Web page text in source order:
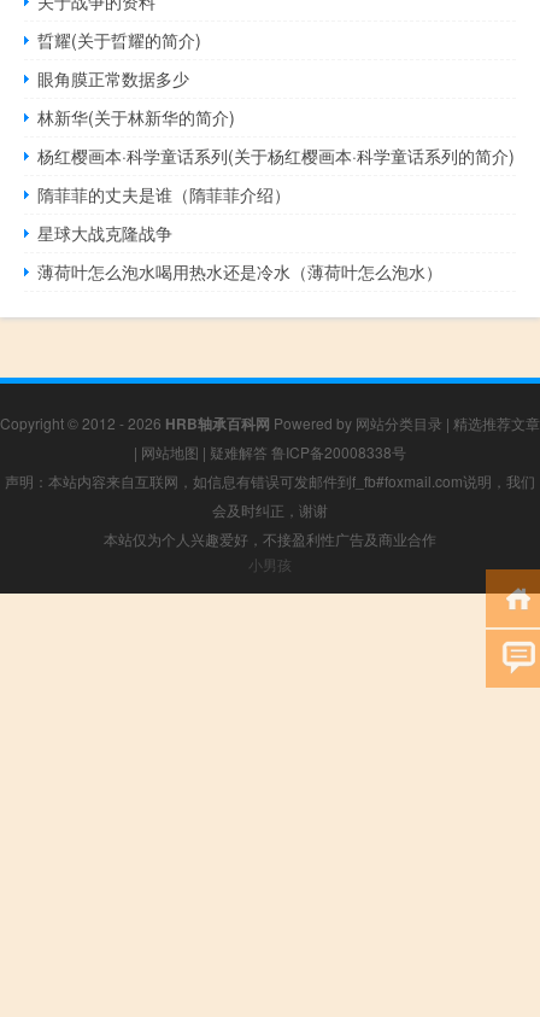
晢耀(关于晢耀的简介)
眼角膜正常数据多少
林新华(关于林新华的简介)
杨红樱画本·科学童话系列(关于杨红樱画本·科学童话系列的简介)
隋菲菲的丈夫是谁（隋菲菲介绍）
星球大战克隆战争
薄荷叶怎么泡水喝用热水还是冷水（薄荷叶怎么泡水）
Copyright © 2012 - 2026 HRB轴承百科网 Powered by 网站分类目录 | 精选推荐文章
| 网站地图 | 疑难解答 鲁ICP备20008338号
声明：本站内容来自互联网，如信息有错误可发邮件到f_fb#foxmail.com说明，我们
会及时纠正，谢谢
本站仅为个人兴趣爱好，不接盈利性广告及商业合作
小男孩